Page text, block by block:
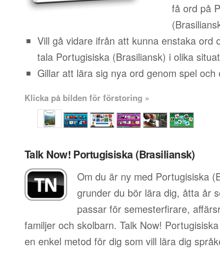
få ord på
Vill gå vidare ifrån att kunna enstaka ord
tala Portugisiska (Brasiliansk) i olika
Gillar att lära sig nya ord genom spel och
Klicka på bilden för förstoring »
Talk Now! Portugisiska (Brasiliansk)
Om du är ny med Portugisiska
grunder du bör lära dig, åtta år
passar för semesterfirare,
familjer och skolbarn. Talk Now!
en enkel metod för dig som vill lära dig